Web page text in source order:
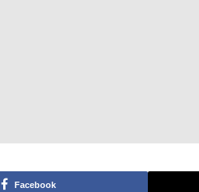
Facebook